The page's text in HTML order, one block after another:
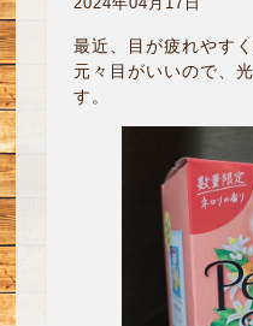
2024年04月17日
最近、目が疲れやす
元々目がいいので、
す。